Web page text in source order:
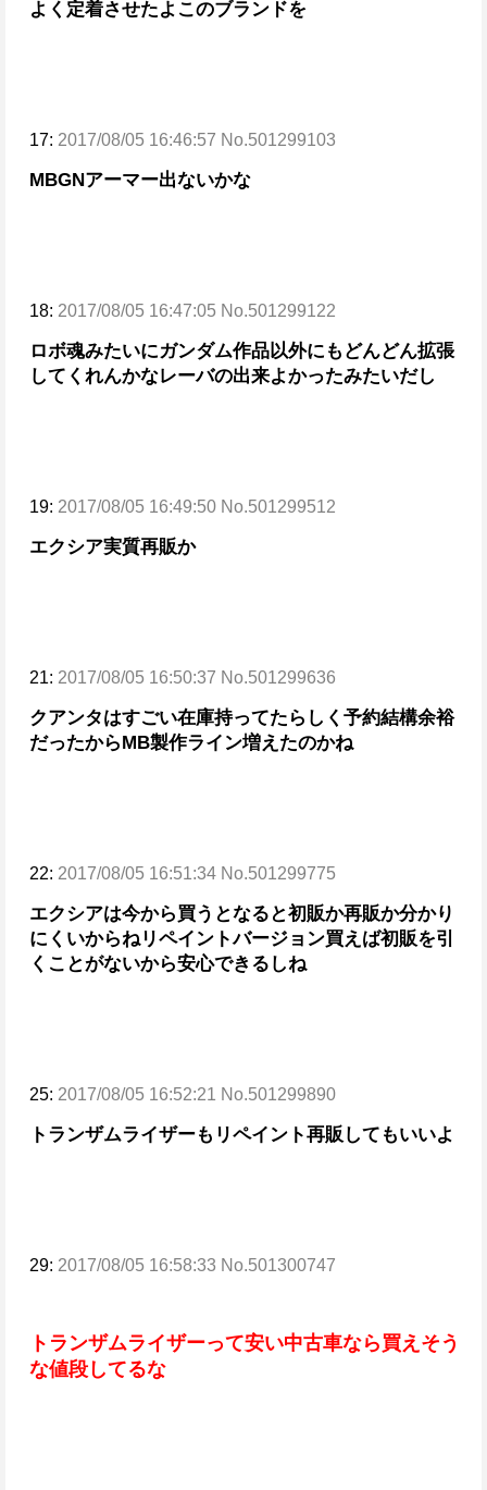
よく定着させたよこのブランドを
17: 2017/08/05 16:46:57 No.501299103
MBGNアーマー出ないかな
18: 2017/08/05 16:47:05 No.501299122
ロボ魂みたいにガンダム作品以外にもどんどん拡張
してくれんかなレーバの出来よかったみたいだし
19: 2017/08/05 16:49:50 No.501299512
エクシア実質再販か
21: 2017/08/05 16:50:37 No.501299636
クアンタはすごい在庫持ってたらしく予約結構余裕
だったからMB製作ライン増えたのかね
22: 2017/08/05 16:51:34 No.501299775
エクシアは今から買うとなると初販か再販か分かり
にくいからねリペイントバージョン買えば初販を引
くことがないから安心できるしね
25: 2017/08/05 16:52:21 No.501299890
トランザムライザーもリペイント再販してもいいよ
29: 2017/08/05 16:58:33 No.501300747
トランザムライザーって安い中古車なら買えそう
な値段してるな